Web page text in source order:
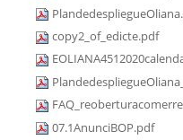
copy2_of_edicte.pdf
07.1AnunciBOP.pdf